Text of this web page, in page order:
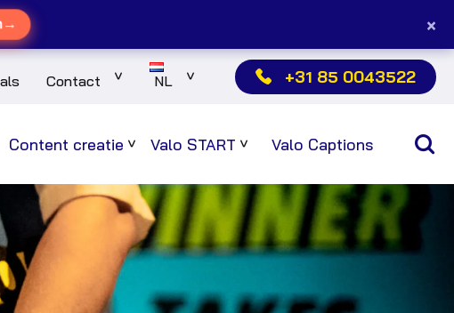
Contact
Sub
NL
Sub
+31 85 0043522
Content creatie
Sub
Valo START
Sub
Valo Captions
→ ×